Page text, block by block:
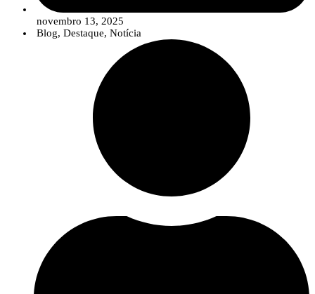
O InnovPlantProtect agradece a todos os participantes pela sua presença e
interesse, bem como à Herdade de Rui Vaz pela disponibilidade para acolher
a iniciativa.
Sobre o projeto BioLivingLABs
A ação foi realizada no âmbito do projeto
BioLivingLABS: Bioeconomia
ao serviço da sustentabilidade dos territórios do interior
, cofinanciado
pelo COMPETE 2030, que visa aproximar a ciência das empresas e dos
produtores, transformando os resultados da investigação em soluções
práticas e sustentáveis que tragam valor económico e ambiental aos
territórios de baixa densidade das regiões Norte, Centro e Alentejo.
Instituto Politécnico de Bragança, o Instituto Politécnico de Castelo Branco,
o Laboratório Colaborativo Montanhas de Investigação (MORE), o
Laboratório Colaborativo InnovPlantProtect e o Centro de Valorização e
Transferência de Tecnologia da Água (AquaValor).
novembro 13, 2025
Blog, Destaque, Notícia